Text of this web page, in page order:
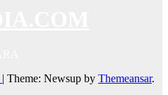
| Theme: Newsup by Themeansar.